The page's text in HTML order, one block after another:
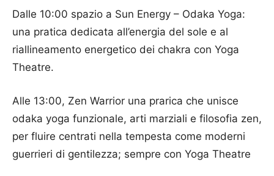
Dalle 10:00 spazio a Sun Energy – Odaka Yoga:
una pratica dedicata all’energia del sole e al
riallineamento energetico dei chakra con Yoga
Theatre.
Alle 13:00, Zen Warrior una prarica che unisce
odaka yoga funzionale, arti marziali e filosofia zen,
per fluire centrati nella tempesta come moderni
guerrieri di gentilezza; sempre con Yoga Theatre